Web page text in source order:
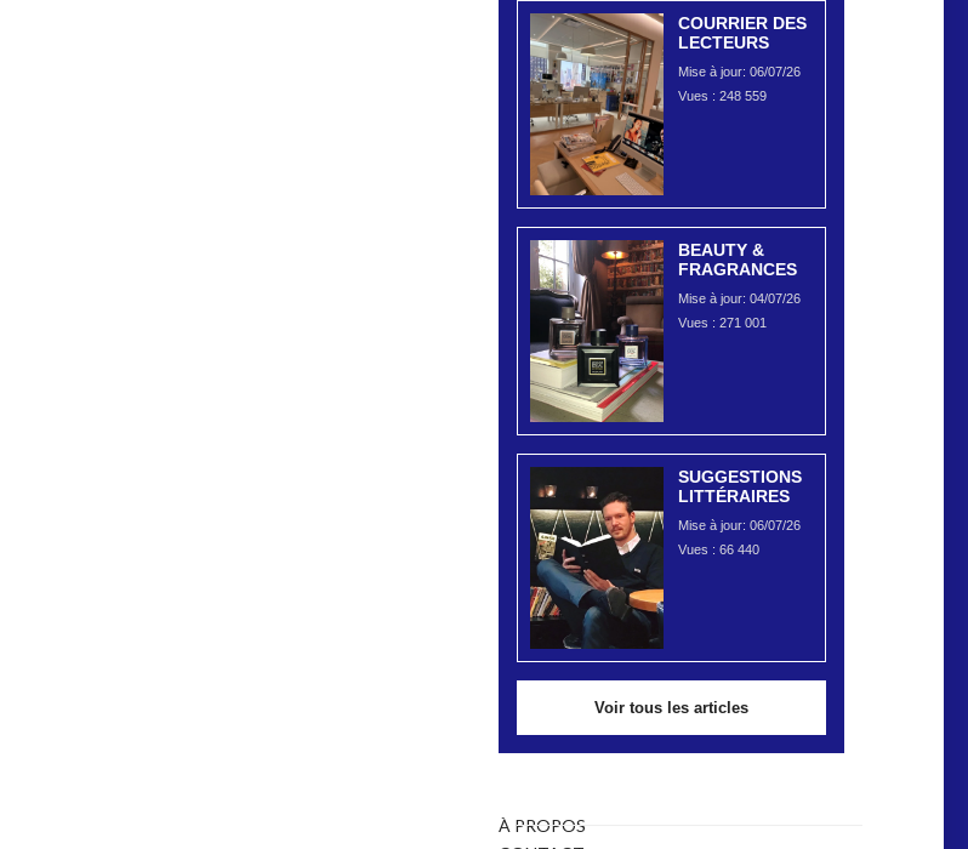
COURRIER DES
LECTEURS
Mise à jour: 06/07/26
Vues : 248 559
BEAUTY &
FRAGRANCES
Mise à jour: 04/07/26
Vues : 271 001
SUGGESTIONS
LITTÉRAIRES
Mise à jour: 06/07/26
Vues : 66 440
Voir tous les articles
À PROPOS